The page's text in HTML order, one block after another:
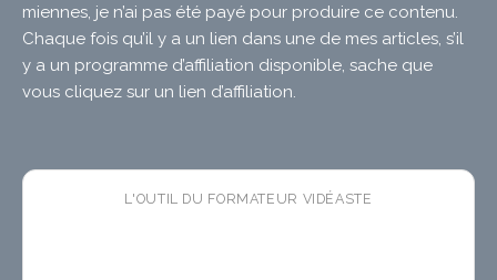
miennes, je n’ai pas été payé pour produire ce contenu.
Chaque fois qu’il y a un lien dans une de mes articles, s’il
y a un programme d’affiliation disponible, sache que
vous cliquez sur un lien d’affiliation.
L'OUTIL DU FORMATEUR VIDÉASTE